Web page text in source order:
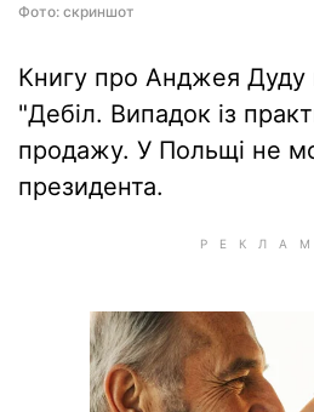
Фото: скриншот
Книгу про Анджея Дуду
"Дебіл. Випадок із
продажу. У Польщі не
президента.